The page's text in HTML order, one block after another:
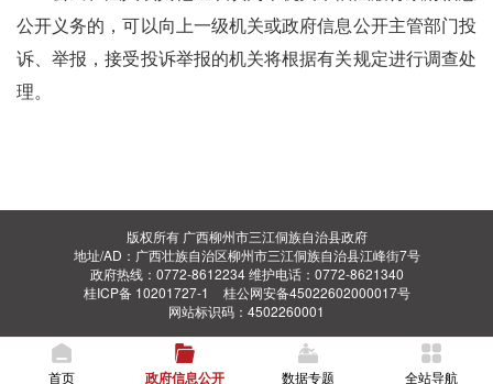
公开义务的，可以向上一级机关或政府信息公开主管部门投
诉、举报，接受投诉举报的机关将根据有关规定进行调查处
理。
版权所有 广西柳州市三江侗族自治县政府
地址/AD：广西壮族自治区柳州市三江侗族自治县江峰街7号
政府热线：0772-8612234 维护电话：0772-8621340
桂ICP备 10201727-1
桂公网安备45022602000017号
网站标识码：4502260001
首页 政府信息公开 数据专题 全站导航